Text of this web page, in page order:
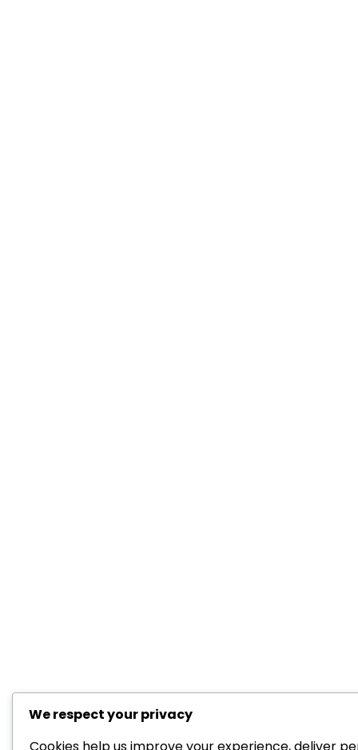
We respect your privacy
Cookies help us improve your experience, deliver